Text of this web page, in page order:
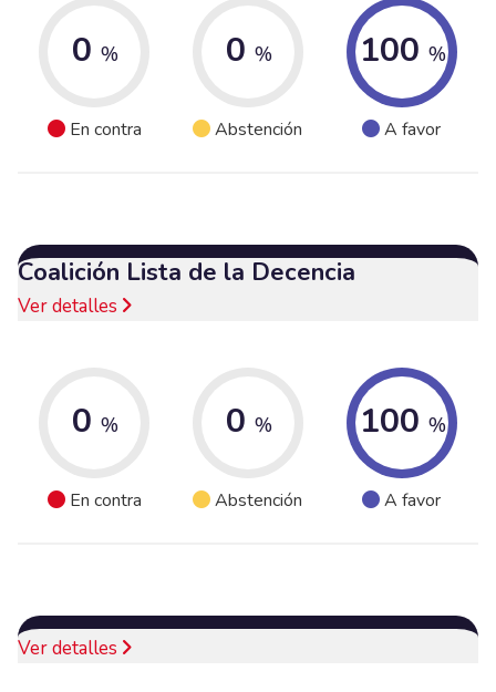
0 %
En contra
0 %
Abstención
100 %
A favor
Coalición Lista de la Decencia
Ver detalles
0 %
En contra
0 %
Abstención
100 %
A favor
Ver detalles